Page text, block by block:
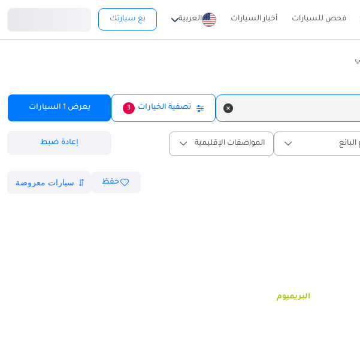
فحص للسيارات أخبار السيارات العربية بع سيارتك
تصفية الخيارات 3 يعرض 1 السيارات
البائع المواصفات الإقليمية إعادة ضبط
حفظ
البريميوم